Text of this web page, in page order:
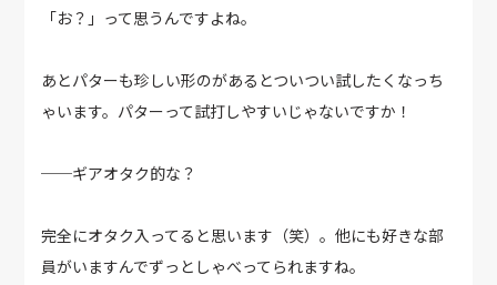
「お？」って思うんですよね。
あとパターも珍しい形のがあるとついつい試したくなっち
ゃいます。パターって試打しやすいじゃないですか！
──ギアオタク的な？
完全にオタク入ってると思います（笑）。他にも好きな部
員がいますんでずっとしゃべってられますね。